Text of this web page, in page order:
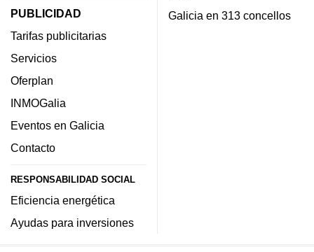
PUBLICIDAD
Tarifas publicitarias
Servicios
Oferplan
INMOGalia
Eventos en Galicia
Contacto
RESPONSABILIDAD SOCIAL
Eficiencia energética
Ayudas para inversiones
Galicia en 313 concellos